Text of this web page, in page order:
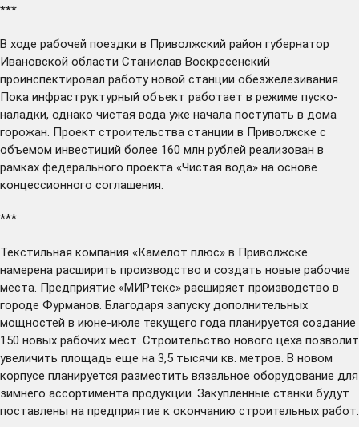
***
В ходе рабочей поездки в Приволжский район губернатор
Ивановской области Станислав Воскресенский
проинспектировал работу новой станции обезжелезивания.
Пока инфраструктурный объект работает в режиме пуско-
наладки, однако чистая вода уже начала поступать в дома
горожан. Проект строительства станции в Приволжске с
объемом инвестиций более 160 млн рублей реализован в
рамках федерального проекта «Чистая вода» на основе
концессионного соглашения.
***
Текстильная компания «Камелот плюс» в Приволжске
намерена расширить производство и создать новые рабочие
места. Предприятие «МИРтекс» расширяет производство в
городе Фурманов. Благодаря запуску дополнительных
мощностей в июне-июле текущего года планируется создание
150 новых рабочих мест. Строительство нового цеха позволит
увеличить площадь еще на 3,5 тысячи кв. метров. В новом
корпусе планируется разместить вязальное оборудование для
зимнего ассортимента продукции. Закупленные станки будут
поставлены на предприятие к окончанию строительных работ.